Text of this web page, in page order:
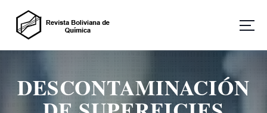
Revista Boliviana de Química
DESCONTAMINACIÓN